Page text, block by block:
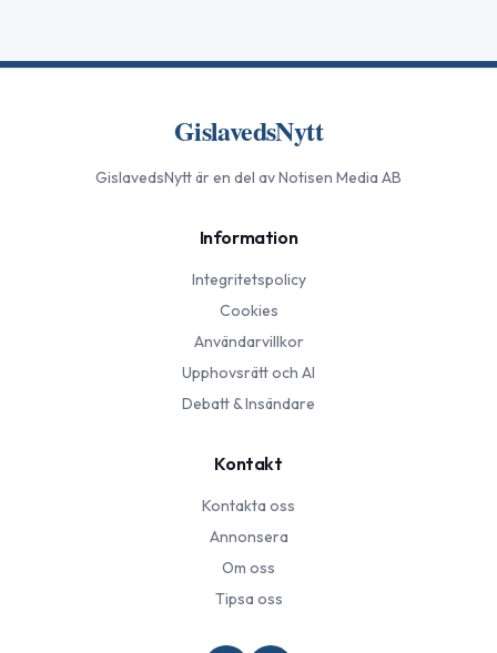
GislavedsNytt
GislavedsNyttär en del av Notisen Media AB
Information
Integritetspolicy
Cookies
Användarvillkor
Upphovsrätt och AI
Debatt & Insändare
Kontakt
Kontakta oss
Annonsera
Om oss
Tipsa oss